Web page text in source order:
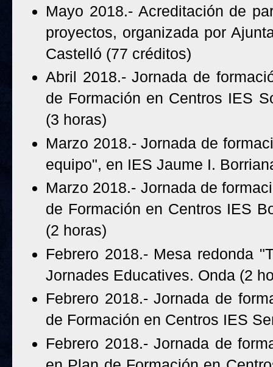
Mayo 2018.- Acreditación de
proyectos, organizada por
Castelló (77 créditos)
Abril 2018.- Jornada de
de Formación en Centros IES
(3 horas)
Marzo 2018.- Jornada de
equipo", en IES Jaume I.
Marzo 2018.- Jornada de
de Formación en Centros IES
(2 horas)
Febrero 2018.- Mesa redonda
Jornades Educatives. Onda (2
Febrero 2018.- Jornada de
de Formación en Centros IES
Febrero 2018.- Jornada de